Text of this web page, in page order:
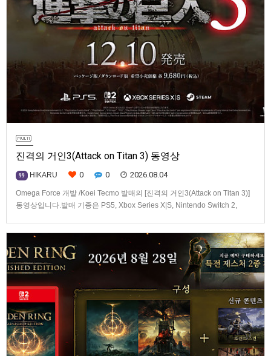
진격의 거인3(Attack on Titan 3) 동영상
99 HIKARU 0 0 2026.08.04
Omega Force 개발 /Koei Tecmo 발매의 [진격의 거인3(Attack on Titan 3)]
동영상입니다.발매 기종은 PS5, Xbox Series X|S, Nintendo Switch 2,